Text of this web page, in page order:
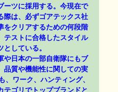
ーツに採用する。今現在で
際は、必ずゴアテックス社
をクリアするための何段階
テストに合格したスタイル
している。
や日本の一部自衛隊にもブ
品質や機能性に関しての実
、ワーク、ハンティング、
テゴリでトップブランドと